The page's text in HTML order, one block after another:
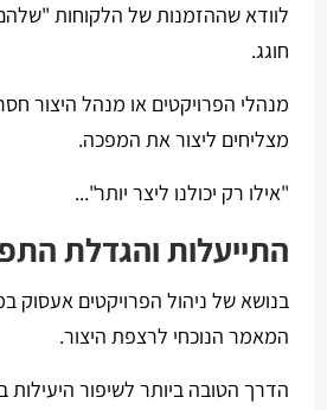
לוודא שההזמנות של הלקוחות "שלהם"
חוגג.
מנהלי הפרויקטים או מנהל היצור
מצליחים ליצור את המפכה.
"אילו רק יכולנו ליצר יותר"...
התייעלות והגדלת
בנושא של ניהול הפרויקטים אעסוק
המאמר הנוכחי לרצפת היצור.
הדרך הטובה ביותר לשיפור היעילות